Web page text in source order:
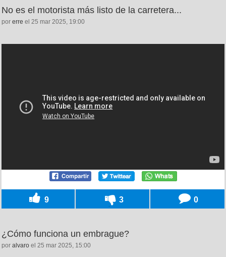
No es el motorista más listo de la carretera...
por erre el 25 mar 2025, 19:00
9 3 0
¿Cómo funciona un embrague?
por alvaro el 25 mar 2025, 15:00